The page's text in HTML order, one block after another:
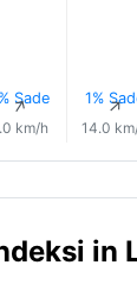
Sade
↑
km/h
1%↑
14.0